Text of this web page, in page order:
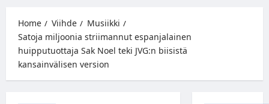
Home Viihde
Musiikki
Satoja miljoonia striimannut espanjalainen
huipputuottaja Sak Noel teki JVG:n biisistä
kansainvälisen version